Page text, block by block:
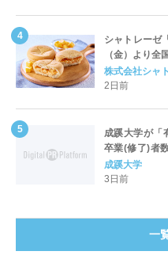
シャトレーゼ
（金）より全
株式会社シャ
2日前
成蹊大学が「
卒業(修了)者
全国第1位を
4.3pt）に伸長
成蹊大学
3日前
一